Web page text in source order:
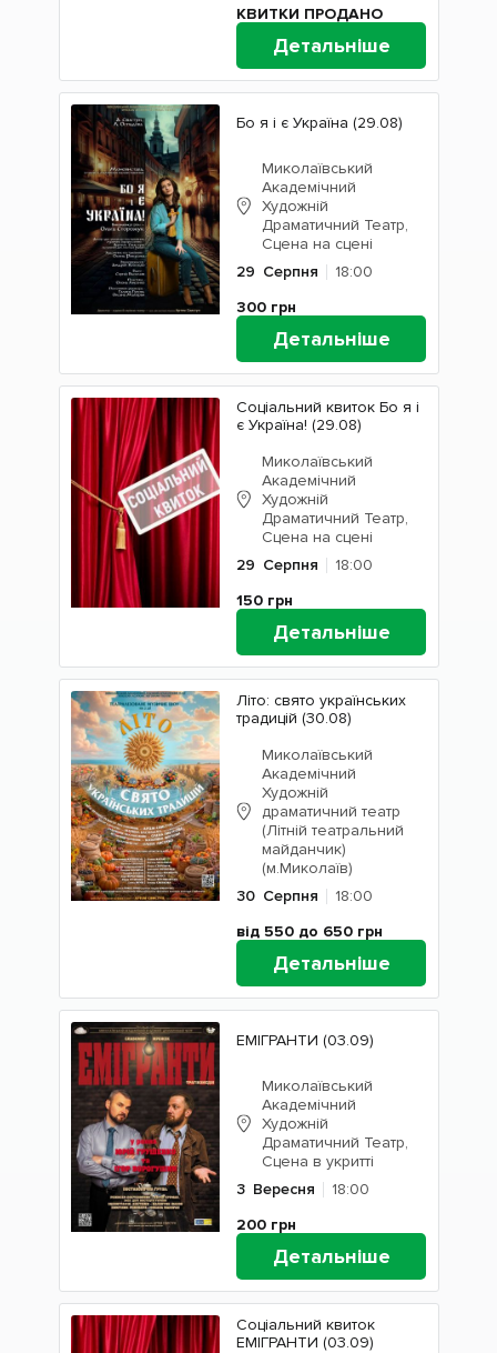
КВИТКИ ПРОДАНО
Детальніше
Бо я і є Україна (29.08)
Миколаївський
Академічний
Художній
Драматичний Театр,
Сцена на сцені
29 Серпня
18:00
300 грн
Детальніше
Соціальний квиток Бо я і
є Україна! (29.08)
Миколаївський
Академічний
Художній
Драматичний Театр,
Сцена на сцені
29 Серпня
18:00
150 грн
Детальніше
Літо: свято українських
традицій (30.08)
Миколаївський
Академічний
Художній
драматичний театр
(Літній театральний
майданчик)
(м.Миколаїв)
30 Серпня
18:00
від 550 до 650 грн
Детальніше
ЕМІГРАНТИ (03.09)
Миколаївський
Академічний
Художній
Драматичний Театр,
Сцена в укритті
3 Вересня
18:00
200 грн
Детальніше
Соціальний квиток
ЕМІГРАНТИ (03.09)